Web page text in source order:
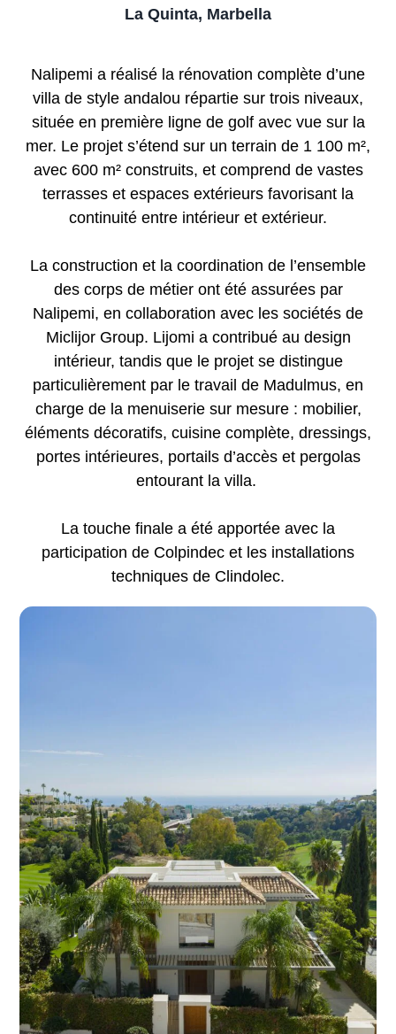
La Quinta, Marbella
Nalipemi a réalisé la rénovation complète d’une
villa de style andalou répartie sur trois niveaux,
située en première ligne de golf avec vue sur la
mer. Le projet s’étend sur un terrain de 1 100 m²,
avec 600 m² construits, et comprend de vastes
terrasses et espaces extérieurs favorisant la
continuité entre intérieur et extérieur.
La construction et la coordination de l’ensemble
des corps de métier ont été assurées par
Nalipemi, en collaboration avec les sociétés de
Miclijor Group. Lijomi a contribué au design
intérieur, tandis que le projet se distingue
particulièrement par le travail de Madulmus, en
charge de la menuiserie sur mesure : mobilier,
éléments décoratifs, cuisine complète, dressings,
portes intérieures, portails d’accès et pergolas
entourant la villa.
La touche finale a été apportée avec la
participation de Colpindec et les installations
techniques de Clindolec.